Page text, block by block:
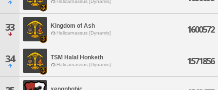
Halicarnassus [Dynamis]
33 Kingdom of Ash
Halicarnassus [Dynamis] 1600572
34 TSM Halal Honketh
Halicarnassus [Dynamis] 1571856